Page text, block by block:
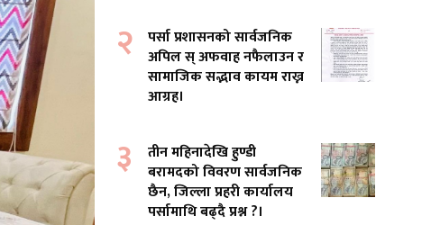
२
पर्सा प्रशासनको सार्वजनिक
अपिल स् अफवाह नफैलाउन र
सामाजिक सद्भाव कायम राख्न
आग्रह।
३
तीन महिनादेखि हुण्डी
बरामदको विवरण सार्वजनिक
छैन, जिल्ला प्रहरी कार्यालय
पर्सामाथि बढ्दै प्रश्न ?।